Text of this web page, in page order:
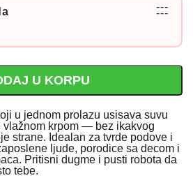
---
---
U KORPU
u jednom prolazu usisava suvu
vlažnom krpom — bez ikakvog
strane. Idealan za tvrde podove i
ljude, porodice sa decom i
Pritisni dugme i pusti robota da
tebe.